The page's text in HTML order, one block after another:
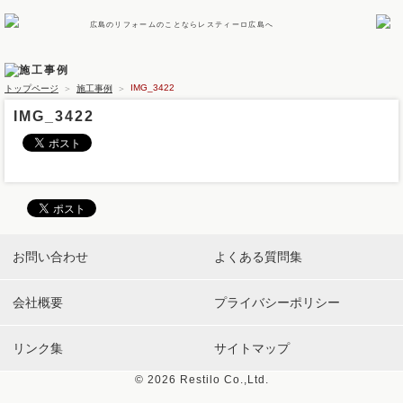
広島のリフォームのことならレスティーロ広島へ
トップページ ＞ 施工事例 ＞ IMG_3422
IMG_3422
お問い合わせ よくある質問集
会社概要 プライバシーポリシー
リンク集 サイトマップ
© 2026 Restilo Co.,Ltd.